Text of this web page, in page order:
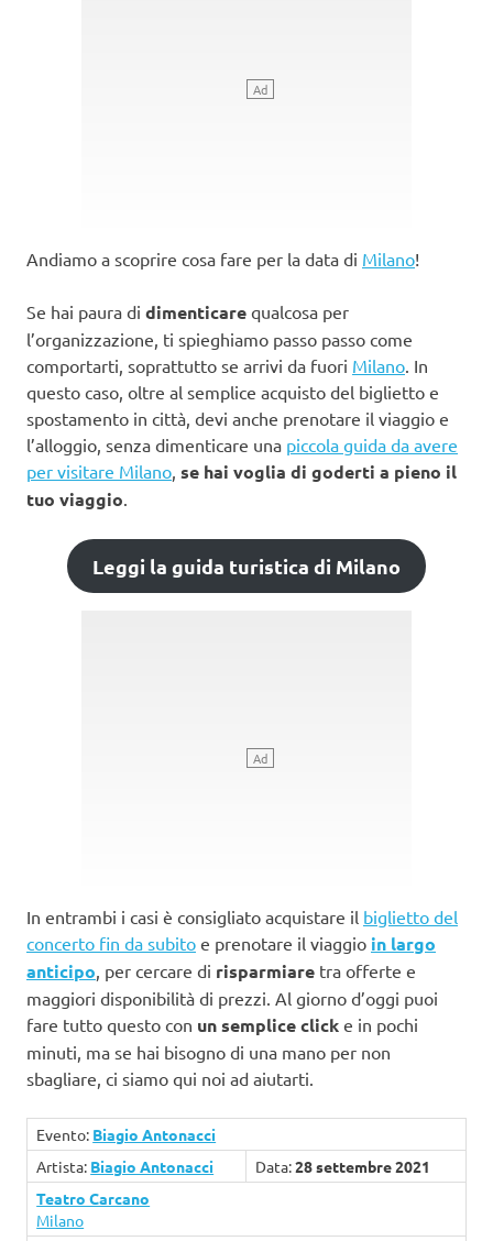
Andiamo a scoprire cosa fare per la data di Milano!
Se hai paura di dimenticare qualcosa per
l’organizzazione, ti spieghiamo passo passo come
comportarti, soprattutto se arrivi da fuori Milano . In
questo caso, oltre al semplice acquisto del biglietto e
spostamento in città, devi anche prenotare il viaggio e
l’alloggio, senza dimenticare una piccola guida da avere
per visitare Milano se hai voglia di goderti a pieno il
tuo viaggio
Leggi la guida turistica di Milano
In entrambi i casi è consigliato acquistare il biglietto del
concerto fin da subito e prenotare il viaggio in largo
anticipo, per cercare di risparmiare tra offerte e
maggiori disponibilità di prezzi. Al giorno d’oggi puoi
fare tutto questo con un semplice click e in pochi
minuti, ma se hai bisogno di una mano per non
sbagliare, ci siamo qui noi ad aiutarti.
Evento: Biagio Antonacci
Artista: Biagio Antonacci Data:28 settembre 2021
Teatro Carcano
Milano